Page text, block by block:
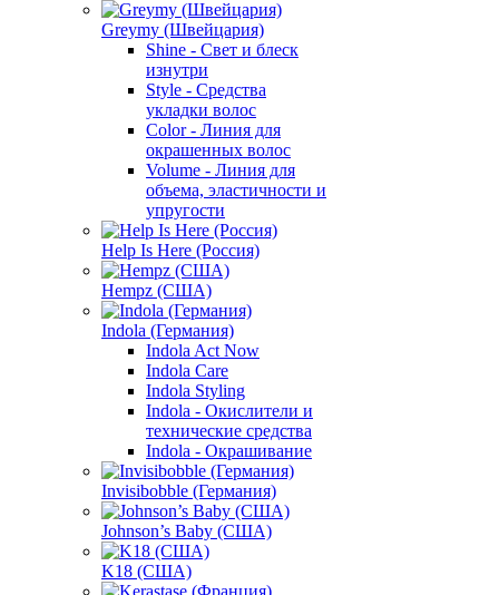
Greymy (Швейцария)
Shine - Свет и блеск
изнутри
Style - Средства
укладки волос
Color - Линия для
окрашенных волос
Volume - Линия для
объема, эластичности и
упругости
Help Is Here (Россия)
Hempz (США)
Indola (Германия)
Indola Act Now
Indola Care
Indola Styling
Indola - Окислители и
технические средства
Indola - Окрашивание
Invisibobble (Германия)
Johnson’s Baby (США)
K18 (США)